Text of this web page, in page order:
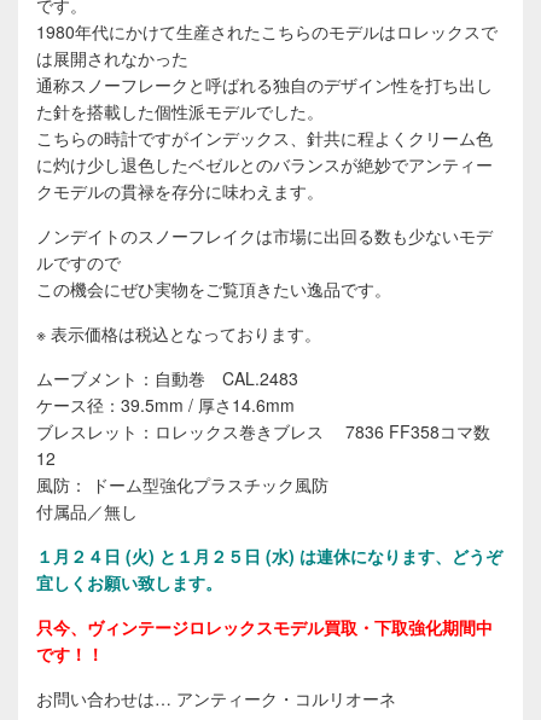
1980年代にかけて生産されたこちらのモデルはロレックスで
は展開されなかった
通称スノーフレークと呼ばれる独自のデザイン性を打ち出し
た針を搭載した個性派モデルでした。
こちらの時計ですがインデックス、針共に程よくクリーム色
に灼け少し退色したベゼルとのバランスが絶妙でアンティー
クモデルの貫禄を存分に味わえます。
ノンデイトのスノーフレイクは市場に出回る数も少ないモデ
ルですので
この機会にぜひ実物をご覧頂きたい逸品です。
※ 表示価格は税込となっております。
ムーブメント：自動巻 CAL.2483
ケース径：39.5mm / 厚さ14.6mm
ブレスレット：ロレックス巻きブレス 7836 FF358コマ数
12
風防： ドーム型強化プラスチック風防
付属品／無し
１ 月２４日 (火) と１月２５日 (水) は連休になります、どうぞ
宜しくお願い致します。
只今、ヴィンテージロレックスモデル買取・下取強化期間中
です！！
お問い合わせは… アンティーク・コルリオーネ